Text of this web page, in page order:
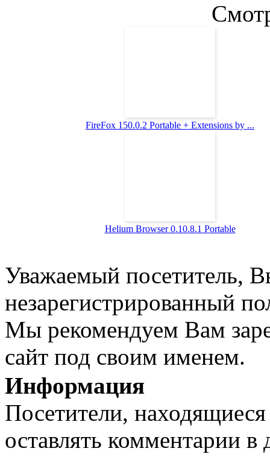
FireFox 150.0.2 Portable + Extensions by ...
Helium Browser 0.10.8.1 Portable
Уважаемый посетитель,
незарегистрированный
Мы рекомендуем Вам
сайт под своим именем.
Информация
Посетители,
оставлять комментарии в